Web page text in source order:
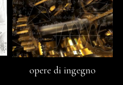
opere di ingegno